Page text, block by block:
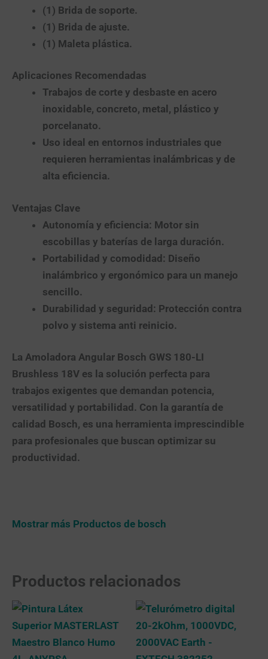
(1) Brida de soporte.
(1) Brida de ajuste.
(1) Maleta plástica.
Aplicaciones Recomendadas
Trabajos de corte y desbaste en acero
inoxidable, concreto, metal, plástico y
porcelanato.
Uso ideal en entornos industriales que
requieren herramientas inalámbricas y de
alta eficiencia.
Ventajas Clave
Autonomía y eficiencia: Motor sin
escobillas y baterías de larga duración.
Portabilidad y comodidad: Diseño
inalámbrico y ergonómico para un manejo
sencillo.
Durabilidad y seguridad: Protección contra
polvo y sistema anti reinicio.
La Amoladora Angular Bosch GWS 180-LI
Brushless 18V es la solución perfecta para
trabajos exigentes que demandan potencia,
versatilidad y portabilidad. Con la garantía de
calidad Bosch, es una herramienta imprescindible
para profesionales que buscan optimizar su
productividad.
Mostrar más Productos de bosch
Productos relacionados